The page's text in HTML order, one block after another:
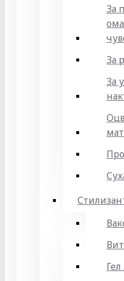
За
За
За
Гел